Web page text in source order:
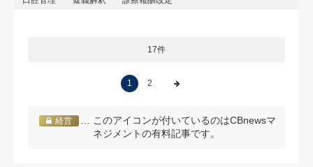
17件
1 2
経営
… このアイコンが付いているのはCBnewsマ
ネジメントの有料記事です。